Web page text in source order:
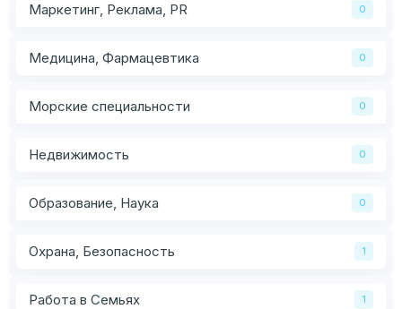
Маркетинг, Реклама, PR 0
Медицина, Фармацевтика 0
Морские специальности 0
Недвижимость 0
Образование, Наука 0
Охрана, Безопасность 1
Работа в Семьях 1